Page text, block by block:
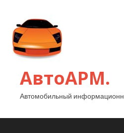
АвтоАРМ.
Автомобильный